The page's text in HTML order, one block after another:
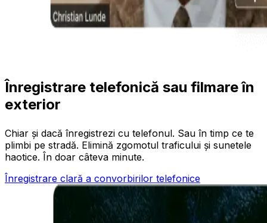
Înregistrare telefonică sau filmare în
exterior
Chiar și dacă înregistrezi cu telefonul. Sau în timp ce te
plimbi pe stradă. Elimină zgomotul traficului și sunetele
haotice. În doar câteva minute.
Înregistrare clară a convorbirilor telefonice